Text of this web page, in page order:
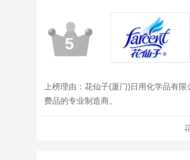
5
上榜理由：花仙子(厦门)日用化学品有
费品的专业制造商。